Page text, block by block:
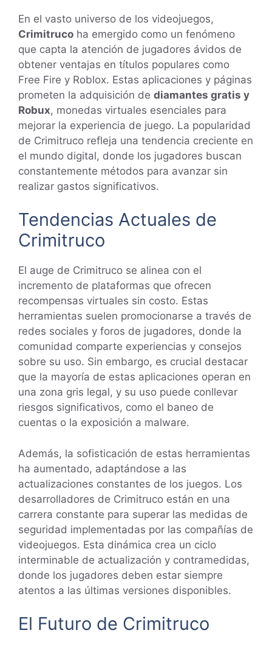
En el vasto universo de los videojuegos,
Crimitruco ha emergido como un fenómeno
que capta la atención de jugadores ávidos de
obtener ventajas en títulos populares como
Free Fire y Roblox. Estas aplicaciones y páginas
prometen la adquisición de diamantes gratis y
Robux, monedas virtuales esenciales para
mejorar la experiencia de juego. La popularidad
de Crimitruco refleja una tendencia creciente en
el mundo digital, donde los jugadores buscan
constantemente métodos para avanzar sin
realizar gastos significativos.
Tendencias Actuales de
Crimitruco
El auge de Crimitruco se alinea con el
incremento de plataformas que ofrecen
recompensas virtuales sin costo. Estas
herramientas suelen promocionarse a través de
redes sociales y foros de jugadores, donde la
comunidad comparte experiencias y consejos
sobre su uso. Sin embargo, es crucial destacar
que la mayoría de estas aplicaciones operan en
una zona gris legal, y su uso puede conllevar
riesgos significativos, como el baneo de
cuentas o la exposición a malware.
Además, la sofisticación de estas herramientas
ha aumentado, adaptándose a las
actualizaciones constantes de los juegos. Los
desarrolladores de Crimitruco están en una
carrera constante para superar las medidas de
seguridad implementadas por las compañías de
videojuegos. Esta dinámica crea un ciclo
interminable de actualización y contramedidas,
donde los jugadores deben estar siempre
atentos a las últimas versiones disponibles.
El Futuro de Crimitruco